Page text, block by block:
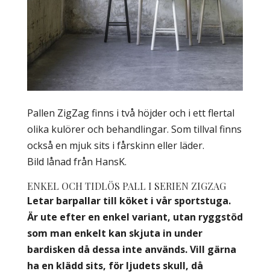
Pallen ZigZag finns i två höjder och i ett flertal
olika kulörer och behandlingar. Som tillval finns
också en mjuk sits i fårskinn eller läder.
Bild lånad från HansK.
ENKEL OCH TIDLÖS PALL I SERIEN ZIGZAG
Letar barpallar till köket i vår sportstuga.
Är ute efter en enkel variant, utan ryggstöd
som man enkelt kan skjuta in under
bardisken då dessa inte används. Vill gärna
ha en klädd sits, för ljudets skull, då